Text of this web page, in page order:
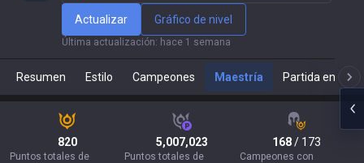
Actualizar Gráfico de nivel
Última actualización: hace 1 semana
Resumen Estilo Campeones Maestría Partida en
820
Puntos totales de
5,007,023
Puntos totales de
168/ 173
Campeones con